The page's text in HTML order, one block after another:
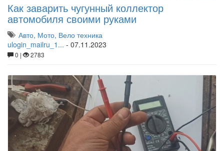
Как заварить чугунный коллектор
автомобиля своими руками
Авто, Мото, Вело техника
ulogin_mailru_1... - 07.11.2023
0 | 2783